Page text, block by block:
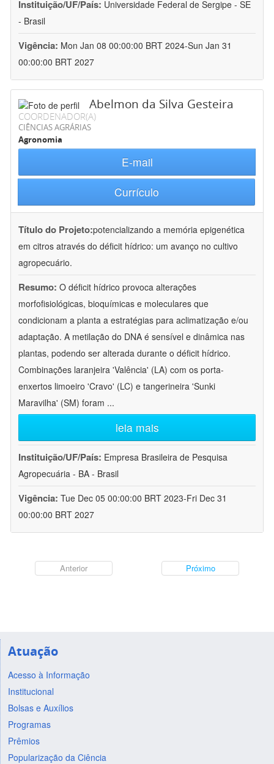
Instituição/UF/País: Universidade Federal de Sergipe - SE
- Brasil
Vigência: Mon Jan 08 00:00:00 BRT 2024-Sun Jan 31
00:00:00 BRT 2027
Abelmon da Silva Gesteira
COORDENADOR(A)
CIÊNCIAS AGRÁRIAS
Agronomia
E-mail
Currículo
Título do Projeto:potencializando a memória epigenética
em citros através do déficit hídrico: um avanço no cultivo
agropecuário.
Resumo: O déficit hídrico provoca alterações
morfofisiológicas, bioquímicas e moleculares que
condicionam a planta a estratégias para aclimatização e/ou
adaptação. A metilação do DNA é sensível e dinâmica nas
plantas, podendo ser alterada durante o déficit hídrico.
Combinações laranjeira 'Valência' (LA) com os porta-
enxertos limoeiro 'Cravo' (LC) e tangerineira 'Sunki
Maravilha' (SM) foram ...
leia mais
Instituição/UF/País: Empresa Brasileira de Pesquisa
Agropecuária - BA - Brasil
Vigência: Tue Dec 05 00:00:00 BRT 2023-Fri Dec 31
00:00:00 BRT 2027
Anterior Próximo
Atuação
Acesso à Informação
Institucional
Bolsas e Auxílios
Programas
Prêmios
Popularização da Ciência